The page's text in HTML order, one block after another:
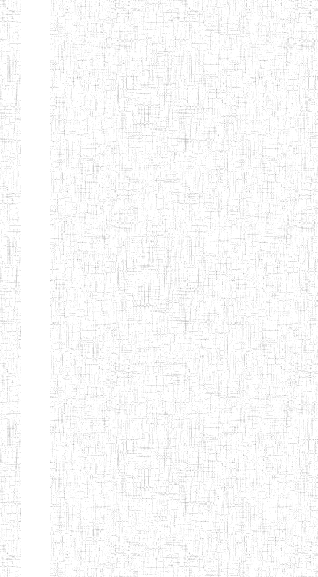
MODEL
INCLUSIVE
BILINGUAL
TEACHER
TRAINING
INSTITUTE
08/09/2015 ENIEG
CEFED/SPED/TTI
SANTA
17/11/2008 ENIEG
PTTC MBENGWI 06/08/1990 ENIEG
FULL GOSPEL
BTTC MBENGWI
02/10/1998 ENIEG
BAPTIST
TEACHERS
TRAINING
COLLEGE
08/08/1983 ENIEG
KENCHOLIA
TEACHER'S
TRAINING
COLLEGE
"K.T.T.C NDOP"
15/09/2015 ENIEG
ENIEG PRIVEE
01/09/2015 ENIEG